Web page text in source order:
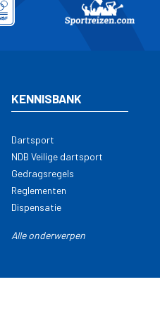
KENNISBANK
Dartsport
NDB Veilige dartsport
Gedragsregels
Reglementen
Dispensatie
Alle onderwerpen